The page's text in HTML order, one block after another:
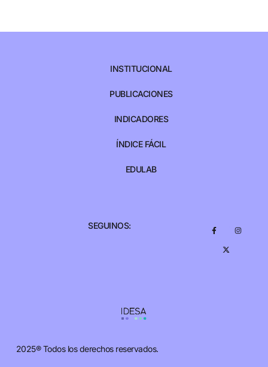
2025® Todos los derechos reservados.
INSTITUCIONAL
PUBLICACIONES
INDICADORES
ÍNDICE FÁCIL
EDULAB
SEGUINOS: